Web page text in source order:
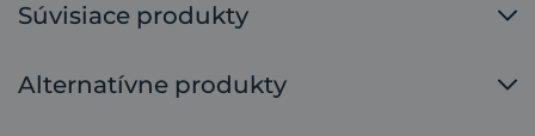
Súvisiace produkty
Alternatívne produkty